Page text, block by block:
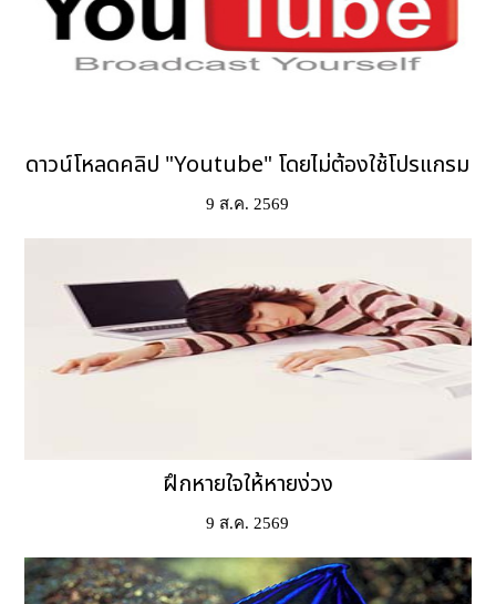
ดาวน์โหลดคลิป "Youtube" โดยไม่ต้องใช้โปรแกรม
9 ส.ค. 2569
ฝึกหายใจให้หายง่วง
9 ส.ค. 2569